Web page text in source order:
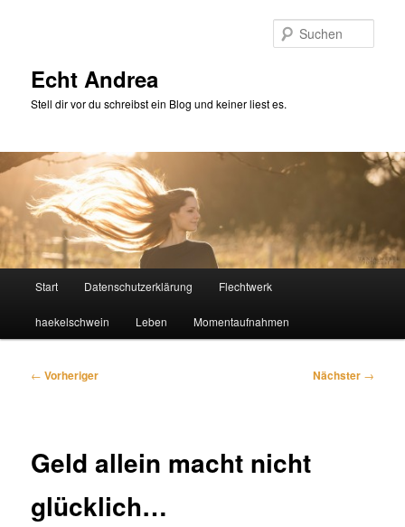
Echt Andrea
Stell dir vor du schreibst ein Blog und keiner liest es.
Start Datenschutzerklärung Flechtwerk
haekelschwein Leben Momentaufnahmen
Beitragsnavigation
← Vorheriger Nächster →
Geld allein macht nicht
glücklich…